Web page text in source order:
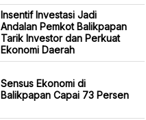
Insentif Investasi Jadi
Andalan Pemkot Balikpapan
Tarik Investor dan Perkuat
Ekonomi Daerah
Sensus Ekonomi di
Balikpapan Capai 73 Persen